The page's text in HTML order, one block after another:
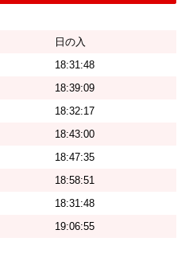
日の入
18:31:48
18:39:09
18:32:17
18:43:00
18:47:35
18:58:51
18:31:48
19:06:55